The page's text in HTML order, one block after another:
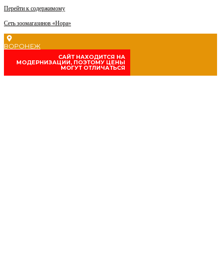
Перейти к содержимому
Сеть зоомагазинов «Нора»
ВОРОНЕЖ
CАЙТ НАХОДИТСЯ НА
МОДЕРНИЗАЦИИ, ПОЭТОМУ ЦЕНЫ
МОГУТ ОТЛИЧАТЬСЯ